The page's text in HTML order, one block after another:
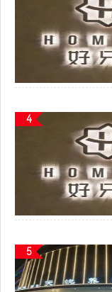
4
5